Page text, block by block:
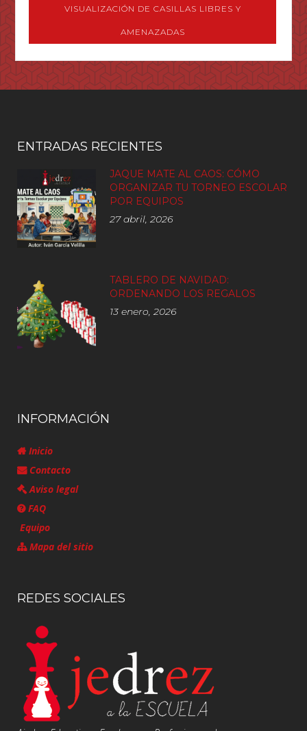
VISUALIZACIÓN DE CASILLAS LIBRES Y
AMENAZADAS
ENTRADAS RECIENTES
JAQUE MATE AL CAOS: CÓMO
ORGANIZAR TU TORNEO ESCOLAR
POR EQUIPOS
27 abril, 2026
TABLERO DE NAVIDAD:
ORDENANDO LOS REGALOS
13 enero, 2026
INFORMACIÓN
Inicio
Contacto
Aviso legal
FAQ
Equipo
Mapa del sitio
REDES SOCIALES